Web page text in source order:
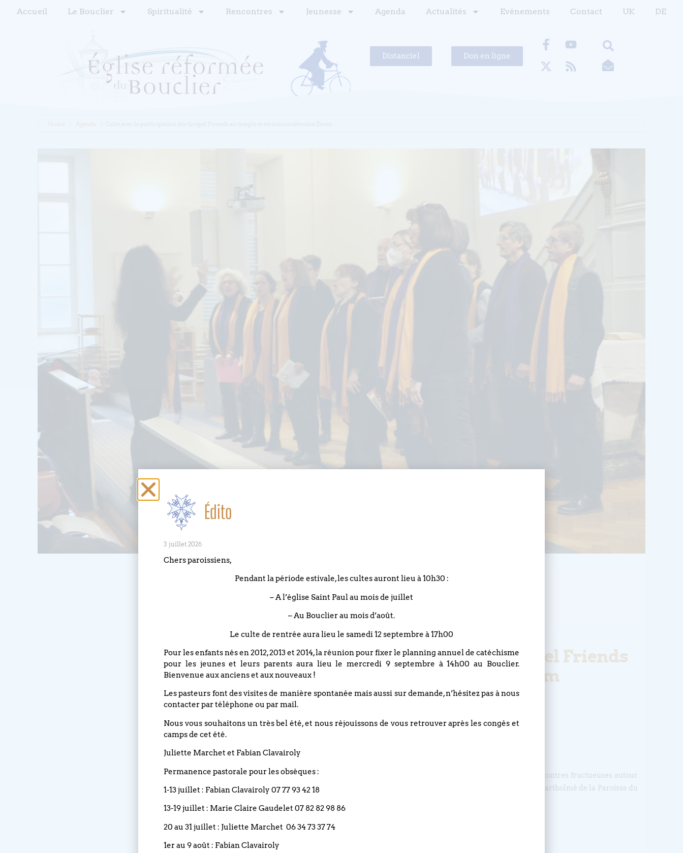
Accueil Le Bouclier Spiritualité Rencontres Jeunesse Agenda Actualités Evénements Contact UK DE
Distanciel Don en ligne
Home Agenda
11 juin 2023
Culte avec la participation des Gospel Friends
au temple et en visioconférence Zoom
Culte suivit d’un apéritif festif dans la cour
Les Gospels Friends du Bouclier
Nous vous invitons à nous rejoindre afin d’élargir nos pupitres et permettre des rencontres fructueuses autour
du chant Gospel. Nous nous retrouvons tout le mercredi de 20h à 22h, dans la salle Bartholmé de la Paroisse du
suivre à distance
Édito
3 juillet 2026
Chers paroissiens,
Pendant la période estivale, les cultes auront lieu à 10h30 :
– A l’église Saint Paul au mois de juillet
– Au Bouclier au mois d’août.
Le culte de rentrée aura lieu le samedi 12 septembre à 17h00
Pour les enfants nés en 2012, 2013 et 2014, la réunion pour fixer le planning annuel de catéchisme
pour les jeunes et leurs parents aura lieu le mercredi 9 septembre à 14h00 au Bouclier.
Bienvenue aux anciens et aux nouveaux !
Les pasteurs font des visites de manière spontanée mais aussi sur demande, n’hésitez pas à nous
contacter par téléphone ou par mail.
Nous vous souhaitons un très bel été, et nous réjouissons de vous retrouver après les congés et
camps de cet été.
Juliette Marchet et Fabian Clavairoly
Permanence pastorale pour les obsèques :
1-13 juillet : Fabian Clavairoly 07 77 93 42 18
13-19 juillet : Marie Claire Gaudelet 07 82 82 98 86
20 au 31 juillet : Juliette Marchet 06 34 73 37 74
1er au 9 août : Fabian Clavairoly